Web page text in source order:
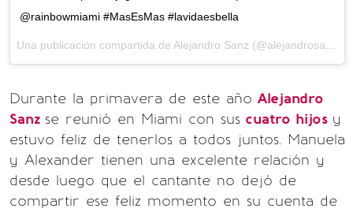
@rainbowmiami #MasEsMas #lavidaesbella
Durante la primavera de este año Alejandro
Sanz se reunió en Miami con sus cuatro hijos y
estuvo feliz de tenerlos a todos juntos. Manuela
y Alexander tienen una excelente relación y
desde luego que el cantante no dejó de
compartir ese feliz momento en su cuenta de